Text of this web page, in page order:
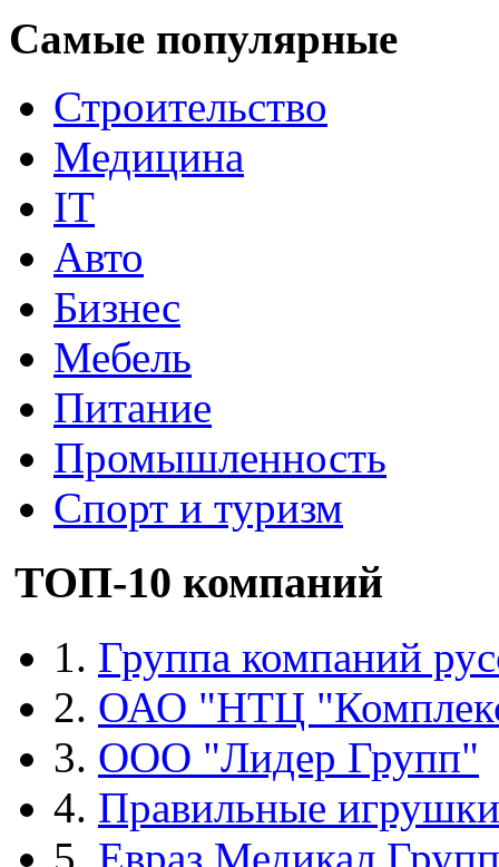
Самые популярные
Строительство
Медицина
IT
Авто
Бизнес
Мебель
Питание
Промышленность
Спорт и туризм
ТОП-10 компаний
1. Группа компаний
2. ОАО "НТЦ
3. ООО "Лидер Групп"
4. Правильные игрушки
5. Евраз Медикал Групп